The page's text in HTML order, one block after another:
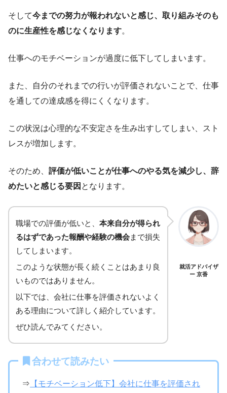
そして今までの努力が報われないと感じ、取り組みそのも
のに生産性を感じなくなります。
仕事へのモチベーションが過度に低下してしまいます。
また、自分のそれまでの行いが評価されないことで、仕事
を通しての達成感を得にくくなります。
この状況は心理的な不安定さを生み出すしてしまい、スト
レスが増加します。
そのため、 評価が低いことが仕事へのやる気を減少し、辞
めたいと感じる要因 となります。
職場での評価が低いと、 本来自分が得られ
るはずであった報酬や経験の機会まで損失
してしまいます。
このような状態が長く続くことはあまり良
いものではありません。
以下では、会社に仕事を評価されないよく
ある理由について詳しく紹介しています。
ぜひ読んでみてください。
就活アドバイザ
ー 京香
合わせて読みたい
⇒ 【モチベーション低下】会社に仕事を評価され